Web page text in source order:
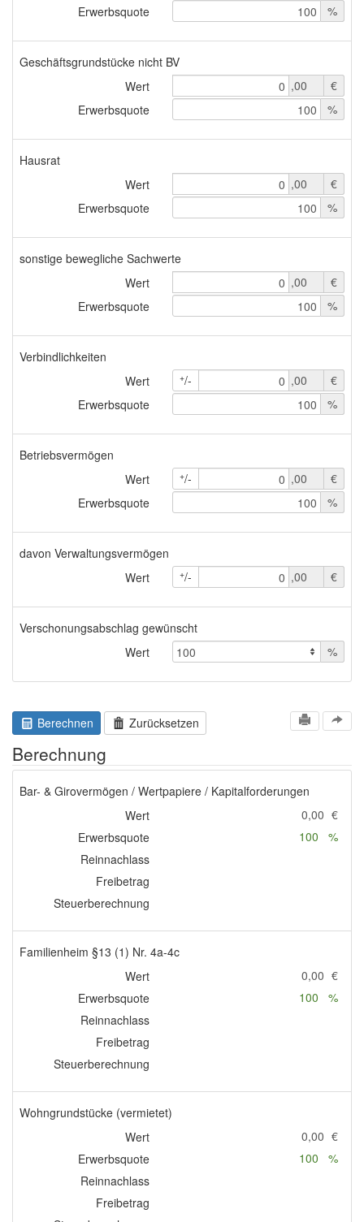
Erwerbsquote
100 %
Geschäftsgrundstücke nicht BV
Wert
0 ,00
€
Erwerbsquote
100 %
Hausrat
Wert
0 ,00
€
Erwerbsquote
100 %
sonstige bewegliche Sachwerte
Wert
0 ,00
€
Erwerbsquote
100 %
Verbindlichkeiten
Wert
+/- 0 ,00
€
Erwerbsquote
100 %
Betriebsvermögen
Wert
+/- 0 ,00
€
Erwerbsquote
100 %
davon Verwaltungsvermögen
Wert
+/- 0 ,00 €
Verschonungsabschlag gewünscht
Wert
%
Berechnen Zurücksetzen
Berechnung
Bar- & Girovermögen / Wertpapiere / Kapitalforderungen
Wert
0,00 €
Erwerbsquote
100
%
Reinnachlass
Freibetrag
Steuerberechnung
Familienheim §13 (1) Nr. 4a-4c
Wert
0,00 €
Erwerbsquote
100
%
Reinnachlass
Freibetrag
Steuerberechnung
Wohngrundstücke (vermietet)
Wert
0,00 €
Erwerbsquote
100
%
Reinnachlass
Freibetrag